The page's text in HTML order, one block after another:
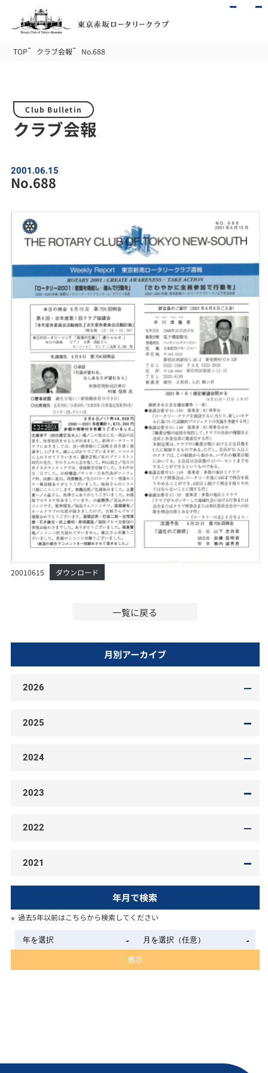
TOP クラブ会報 No.688
Club Bulletin
クラブ会報
2001.06.15
No.688
20010615 ダウンロード
一覧に戻る
月別アーカイブ
2026
2025
2024
2023
2022
2021
年月で検索
過去5年以前はこちらから検索してください
表示